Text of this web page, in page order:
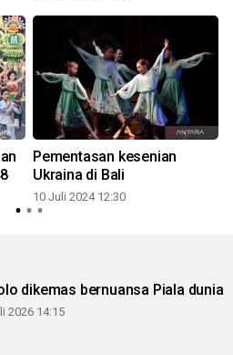
Pementasan kesenian
Ukraina di Bali
10 Juli 2024 12:30
dikemas bernuansa Piala dunia
2026 14:15